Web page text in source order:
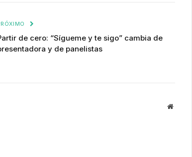
de cero: “Sígueme y te sigo” cambia de
y de panelistas
Website